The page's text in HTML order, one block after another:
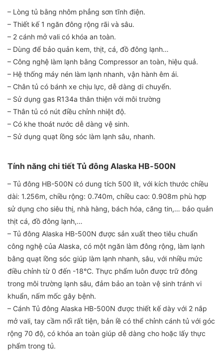
– Lòng tủ bằng nhôm phẳng sơn tĩnh điện.
– Thiết kế 1 ngăn đông rộng rãi và sâu.
– 2 cánh mở vali có khóa an toàn.
– Dùng để bảo quản kem, thịt, cá, đồ đông lạnh…
– Công nghệ làm lạnh bằng Compressor an toàn, hiệu quả.
– Hệ thống máy nén làm lạnh nhanh, vận hành êm ái.
– Chân tủ có bánh xe chịu lực, dễ dàng di chuyển.
– Sử dụng gas R134a thân thiện với môi trường
– Thân tủ có nút điều chỉnh nhiệt độ.
– Có khe thoát nước dễ dàng vệ sinh.
– Sử dụng quạt lồng sóc làm lạnh sâu, nhanh.
Tính năng chi tiết Tủ đông Alaska HB-500N
– Tủ đông HB-500N có dung tích 500 lít, với kích thước chiều
dài: 1.256m, chiều rộng: 0.740m, chiều cao: 0.908m phù hợp
sử dụng cho siêu thị, nhà hàng, bách hóa, căng tin,… bảo quản
thịt cá, đồ đông lạnh,…
– Tủ đông Alaska HB-500N được sản xuất theo tiêu chuẩn
công nghệ của Alaska, có một ngăn làm đông rộng, làm lạnh
bằng quạt lồng sóc giúp làm lạnh nhanh, sâu, với nhiều mức
điều chỉnh từ 0 đến -18℃. Thực phẩm luôn được trữ đông
trong môi trường lạnh sâu, đảm bảo an toàn vệ sinh tránh vi
khuẩn, nấm mốc gây bệnh.
– Cánh Tủ đông Alaska HB-500N được thiết kế dày với 2 nắp
mở vali, tay cầm nổi rất tiện, bản lề có thể chỉnh cánh tủ với góc
rộng 70 độ, có khóa an toàn giúp dễ dàng cho hoặc lấy thực
phẩm trong tủ.